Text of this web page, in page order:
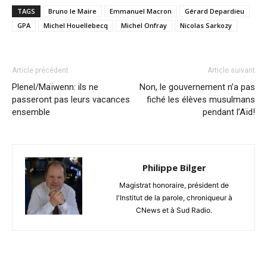
TAGS Bruno le Maire Emmanuel Macron
Gérard Depardieu
GPA
Michel Houellebecq Michel Onfray Nicolas Sarkozy
Article précédent
Plenel/Maïwenn: ils ne
passeront pas leurs vacances
ensemble
Article suivant
Non, le gouvernement n’a pas
fiché les élèves musulmans
pendant l’Aïd!
Philippe Bilger
Magistrat honoraire, président de
l'Institut de la parole, chroniqueur à
CNews et à Sud Radio.